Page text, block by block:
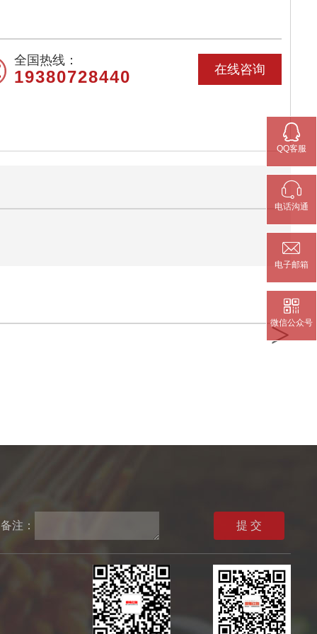
在线咨询
全国热线：
19380728440
>
备注：

QQ客服

电话沟通

电子邮箱

微信公众号